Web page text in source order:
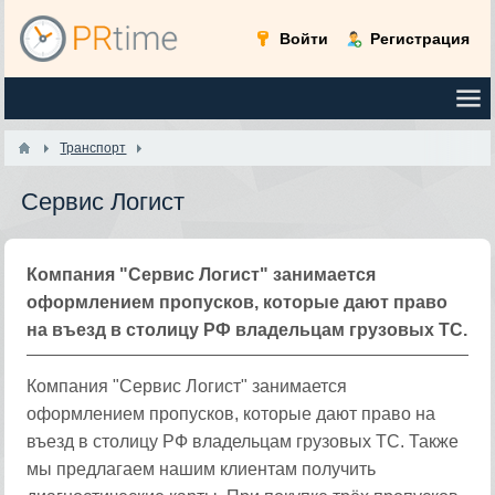
Войти Регистрация
Транспорт
Сервис Логист
Компания "Сервис Логист" занимается
оформлением пропусков, которые дают право
на въезд в столицу РФ владельцам грузовых ТС.
Компания "Сервис Логист" занимается
оформлением пропусков, которые дают право на
въезд в столицу РФ владельцам грузовых ТС. Также
мы предлагаем нашим клиентам получить